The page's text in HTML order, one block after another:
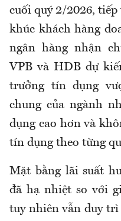
cuối quý 2/2026,
khúc khách hàng
ngân hàng nhận
VPB và HDB dự
trưởng tín dụng
chung của ngành
dụng cao hơn và
tín dụng theo từng
Mặt bằng lãi suất
đã hạ nhiệt so với
tuy nhiên vẫn duy trì